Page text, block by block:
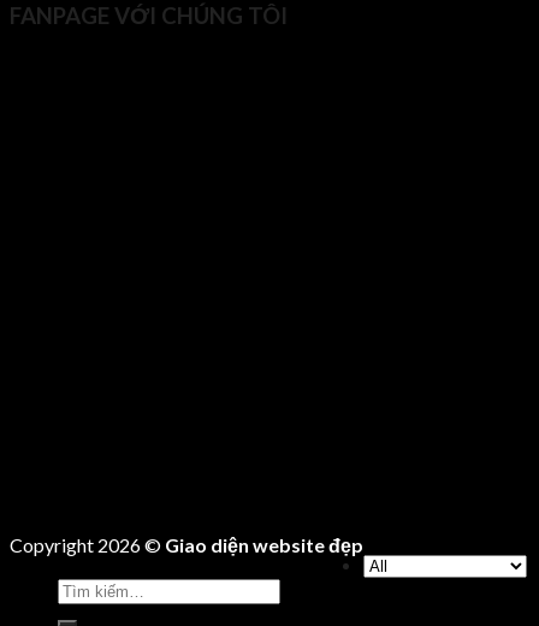
FANPAGE VỚI CHÚNG TÔI
Copyright 2026 © Giao diện website đẹp
Tìm
kiếm: